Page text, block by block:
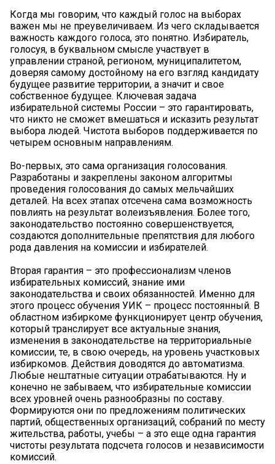
Когда мы говорим, что каждый голос на выборах
важен мы не преувеличиваем. Из чего складывается
важность каждого голоса, это понятно. Избиратель,
голосуя, в буквальном смысле участвует в
управлении страной, регионом, муниципалитетом,
доверяя самому достойному на его взгляд кандидату
будущее развитие территории, а значит и свое
собственное будущее. Ключевая задача
избирательной системы России – это гарантировать,
что никто не сможет вмешаться и исказить результат
выбора людей. Чистота выборов поддерживается по
четырем основным направлениям.
Во-первых, это сама организация голосования.
Разработаны и закреплены законом алгоритмы
проведения голосования до самых мельчайших
деталей. На всех этапах отсечена сама возможность
повлиять на результат волеизъявления. Более того,
законодательство постоянно совершенствуется,
создаются дополнительные препятствия для любого
рода давления на комиссии и избирателей.
Вторая гарантия – это профессионализм членов
избирательных комиссий, знание ими
законодательства и своих обязанностей. Именно для
этого процесс обучения УИК – процесс постоянный. В
областном избиркоме функционирует центр обучения,
который транслирует все актуальные знания,
изменения в законодательстве на территориальные
комиссии, те, в свою очередь, на уровень участковых
избиркомов. Действия доводятся до автоматизма.
Любые нештатные ситуации отрабатываются. Ну и
конечно не забываем, что избирательные комиссии
всех уровней очень разнообразны по составу.
Формируются они по предложениям политических
партий, общественных организаций, собраний по месту
жительства, работы, учебы – а это еще одна гарантия
чистоты результата подсчета голосов и независимости
комиссий.